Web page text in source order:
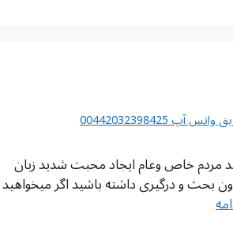
مردم خاص وعام ایجاد محبت شدید زبان
بحث و درگیری داشته باشید اگر میخواهید